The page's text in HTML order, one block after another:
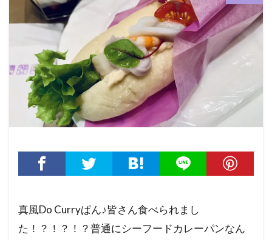
真風Do Curryぱん♪皆さん食べられまし
た！？！？！？普通にシーフードカレーパンなん
観劇マナー
かげきしょうじょ!!
検索